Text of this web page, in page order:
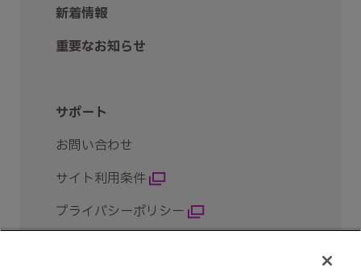
新着情報
重要なお知らせ
サポート
お問い合わせ
サイト利用条件
プライバシーポリシー